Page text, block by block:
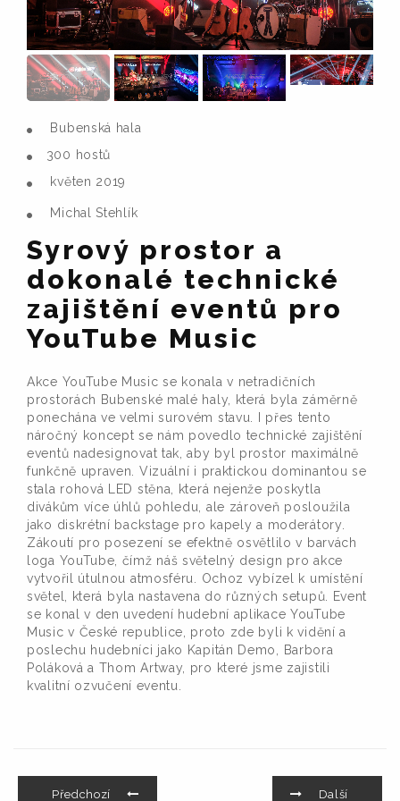
Bubenská hala
300 hostů
květen 2019
Michal Stehlík
Syrový prostor a
dokonalé technické
zajištění eventů pro
YouTube Music
Akce YouTube Music se konala v netradičních
prostorách Bubenské malé haly, která byla záměrně
ponechána ve velmi surovém stavu. I přes tento
náročný koncept se nám povedlo technické zajištění
eventů nadesignovat tak, aby byl prostor maximálně
funkčně upraven. Vizuální i praktickou dominantou se
stala rohová LED stěna, která nejenže poskytla
divákům více úhlů pohledu, ale zároveň posloužila
jako diskrétní backstage pro kapely a moderátory.
Zákoutí pro posezení se efektně osvětlilo v barvách
loga YouTube, čímž náš světelný design pro akce
vytvořil útulnou atmosféru. Ochoz vybízel k umístění
světel, která byla nastavena do různých setupů. Event
se konal v den uvedení hudební aplikace YouTube
Music v České republice, proto zde byli k vidění a
poslechu hudebníci jako Kapitán Demo, Barbora
Poláková a Thom Artway, pro které jsme zajistili
kvalitní ozvučení eventu.
Předchozí Další